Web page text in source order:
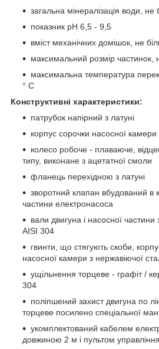
загальна мінералізація води,
показник рН 6,5 - 9,5
вміст механічних домішок, не
максимальний розмір
максимальна температура
° С
Конструктивні характеристики:
патрубок напірний з латуні
корпус сорочки насосної камери
колесо робоче - плаваюче,
типу, виконане з ацетатної смоли
фланець перехідною з латуні
зворотний клапан вбудований в
частини електронасоса
вали двигуна і насосної частини
AISI 304
гвинти, що стягують скоби,
насосної камери з нержавіючої
ущільнення торцеве - графіт /
304
поліпшений захист двигуна по
торцеве посилено спеціальної
укомплектований кабелем
довжиною 2 м і пультом управління